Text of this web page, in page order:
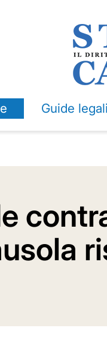
Guide legali